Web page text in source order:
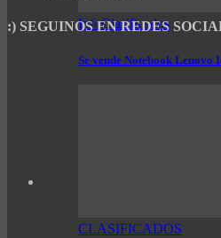
InfoClasificados
Se vende Notebook Lenovo
CLASIFICADOS
:) SEGUINOS EN REDES